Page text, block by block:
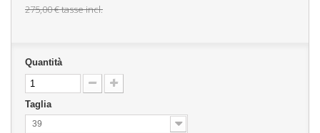
275,00 €tasse incl.
Quantità
Taglia
39